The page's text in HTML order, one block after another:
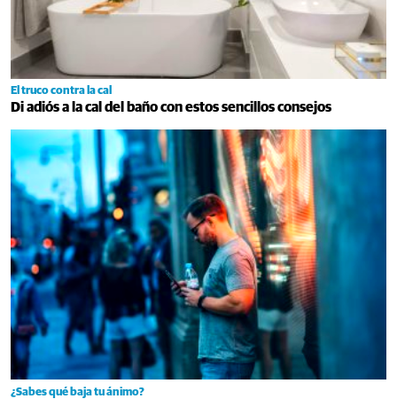
El truco contra la cal
Di adiós a la cal del baño con estos sencillos consejos
¿Sabes qué baja tu ánimo?